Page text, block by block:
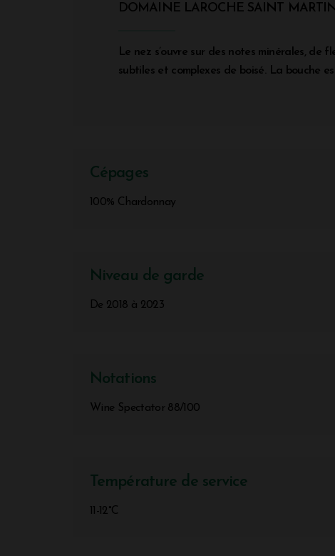
DOMAINE LAROCHE SAINT
Le nez s’ouvre sur des notes minérales,
subtiles et complexes de boisé. La bouche
Cépages
100% Chardonnay
Niveau de garde
De 2018 à 2023
Notations
Wine Spectator 88/100
Température de service
11-12°C